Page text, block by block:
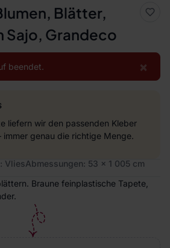
Blätter,
Sajo, Grandeco
×
beendet.
liefern wir den passenden Kleber
immer genau die richtige Menge.
VliesAbmessungen: 53 x 1 005 cm
Braune feinplastische Tapete,